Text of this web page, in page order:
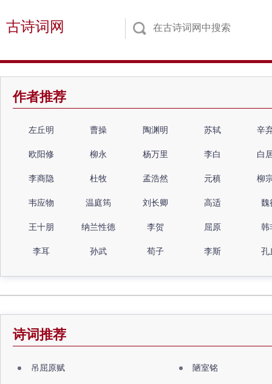
古诗词网
作者推荐
左丘明 曹操 陶渊明 苏轼 辛
欧阳修 柳永 杨万里 李白 白
李商隐 杜牧 孟浩然 元稹 柳
韦应物 温庭筠 刘长卿 高适 魏
王十朋 纳兰性德 李贺 屈原 韩
李耳 孙武 荀子 李斯 孔
诗词推荐
吊屈原赋 陋室铭